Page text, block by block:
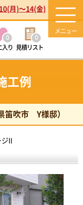
月)～14(金)
入り
0
見積リスト
0
工例
笛吹市 Y様邸）
II